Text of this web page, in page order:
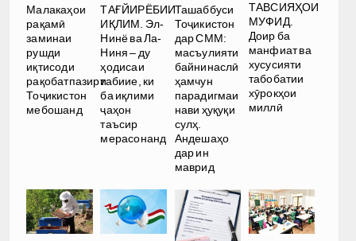
Малакаҳои
рақамӣ
заминаи
рушди
иқтисоди
рақобатпазири
Тоҷикистон
мебошанд
ТАҒЙИРЁБИИ
ИҚЛИМ. Эл-
Нинё ва Ла-
Ниня – ду
ҳодисаи
табиие, ки
ба иқлими
ҷаҳон
таъсир
мерасонанд
Ташаббуси
Тоҷикистон
дар СММ:
масъулияти
байнинаслӣ
ҳамчун
парадигмаи
нави ҳуқуқи
сулҳ.
Андешаҳо
дар ин
маврид
ТАВСИЯҲОИ
МУФИД.
Доир ба
манфиат ва
хусусияти
табобатии
хӯрокҳои
миллӣ